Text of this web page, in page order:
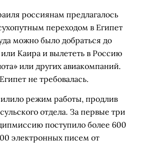
россиянам предлагалось
переходом в Египет
можно было добраться до
Каира и вылететь в Россию
или других авиакомпаний.
не требовалась.
режим работы, продлив
отдела. За первые три
поступило более 600
электронных писем от